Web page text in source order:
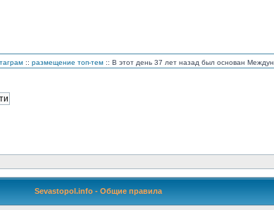
:: размещение топ-тем :: В этот день 37 лет назад был основан
Sevastopol.info - Общие правила